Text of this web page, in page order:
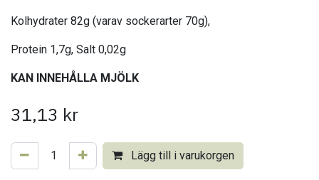
Kolhydrater 82g (varav sockerarter 70g),
Protein 1,7g, Salt 0,02g
KAN INNEHÅLLA MJÖLK
31,13 kr
Lägg till i varukorgen